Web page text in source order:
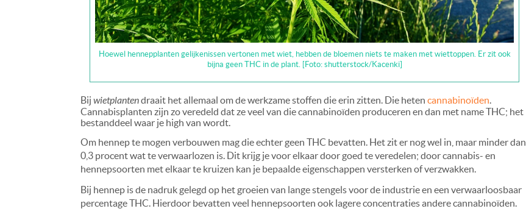
Hoewel hennepplanten gelijkenissen vertonen met wiet, hebben de bloemen niets te maken met wiettoppen. Er zit ook
bijna geen THC in de plant. [Foto: shutterstock/Kacenki]
Bij wietplantendraait het allemaal om de werkzame stoffen die erin zitten. Die heten cannabinoïden.
Cannabisplanten zijn zo veredeld dat ze veel van die cannabinoïden produceren en dan met name THC; het
bestanddeel waar je high van wordt.
Om hennep te mogen verbouwen mag die echter geen THC bevatten. Het zit er nog wel in, maar minder dan
0,3 procent wat te verwaarlozen is. Dit krijg je voor elkaar door goed te veredelen; door cannabis- en
hennepsoorten met elkaar te kruizen kan je bepaalde eigenschappen versterken of verzwakken.
Bij hennep is de nadruk gelegd op het groeien van lange stengels voor de industrie en een verwaarloosbaar
percentage THC. Hierdoor bevatten veel hennepsoorten ook lagere concentraties andere cannabinoïden.